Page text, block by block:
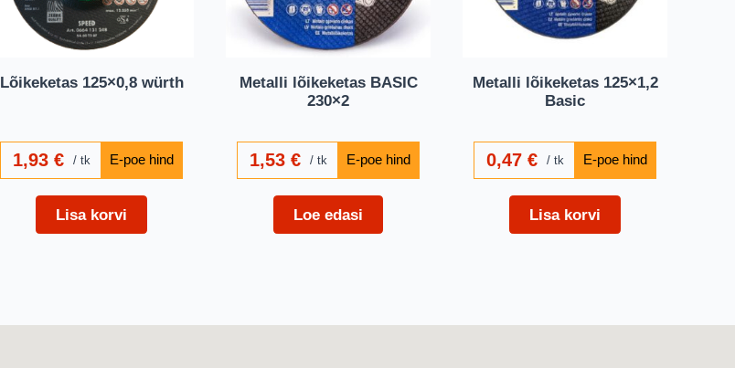
Lõikeketas 125×0,8 würth
1,93€ tk
Lisa korvi
Metalli lõikeketas BASIC
230×2
1,53€ tk
Loe edasi
Metalli lõikeketas 125×1,2
Basic
0,47€ tk
Lisa korvi